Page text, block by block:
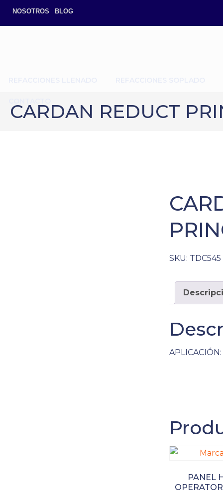
NOSOTROS BLOG
CARDAN REDUCT
SKU: TDC545
PANEL